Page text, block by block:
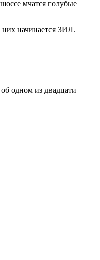
мчатся голубые
начинается ЗИЛ.
одном из двадцати